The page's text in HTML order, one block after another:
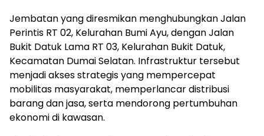
Jembatan yang diresmikan menghubungkan Jalan
Perintis RT 02, Kelurahan Bumi Ayu, dengan Jalan
Bukit Datuk Lama RT 03, Kelurahan Bukit Datuk,
Kecamatan Dumai Selatan. Infrastruktur tersebut
menjadi akses strategis yang mempercepat
mobilitas masyarakat, memperlancar distribusi
barang dan jasa, serta mendorong pertumbuhan
ekonomi di kawasan.